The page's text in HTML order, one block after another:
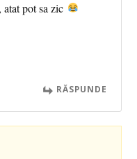
pot sa zic
RĂSPUNDE